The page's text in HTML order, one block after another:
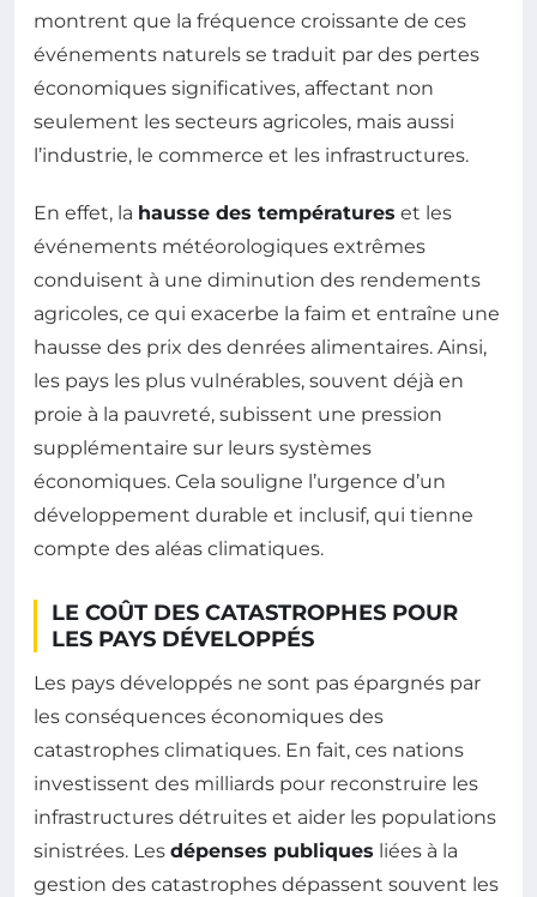
montrent que la fréquence croissante de ces
événements naturels se traduit par des pertes
économiques significatives, affectant non
seulement les secteurs agricoles, mais aussi
l’industrie, le commerce et les infrastructures.
En effet, la hausse des températures et les
événements météorologiques extrêmes
conduisent à une diminution des rendements
agricoles, ce qui exacerbe la faim et entraîne une
hausse des prix des denrées alimentaires. Ainsi,
les pays les plus vulnérables, souvent déjà en
proie à la pauvreté, subissent une pression
supplémentaire sur leurs systèmes
économiques. Cela souligne l’urgence d’un
développement durable et inclusif, qui tienne
compte des aléas climatiques.
LE COÛT DES CATASTROPHES POUR
LES PAYS DÉVELOPPÉS
Les pays développés ne sont pas épargnés par
les conséquences économiques des
catastrophes climatiques. En fait, ces nations
investissent des milliards pour reconstruire les
infrastructures détruites et aider les populations
sinistrées. Les dépenses publiques liées à la
gestion des catastrophes dépassent souvent les